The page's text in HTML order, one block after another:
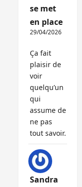
se met
en place
29/04/2026
Ça fait
plaisir de
voir
quelqu’un
qui
assume de
ne pas
tout savoir.
Sandra